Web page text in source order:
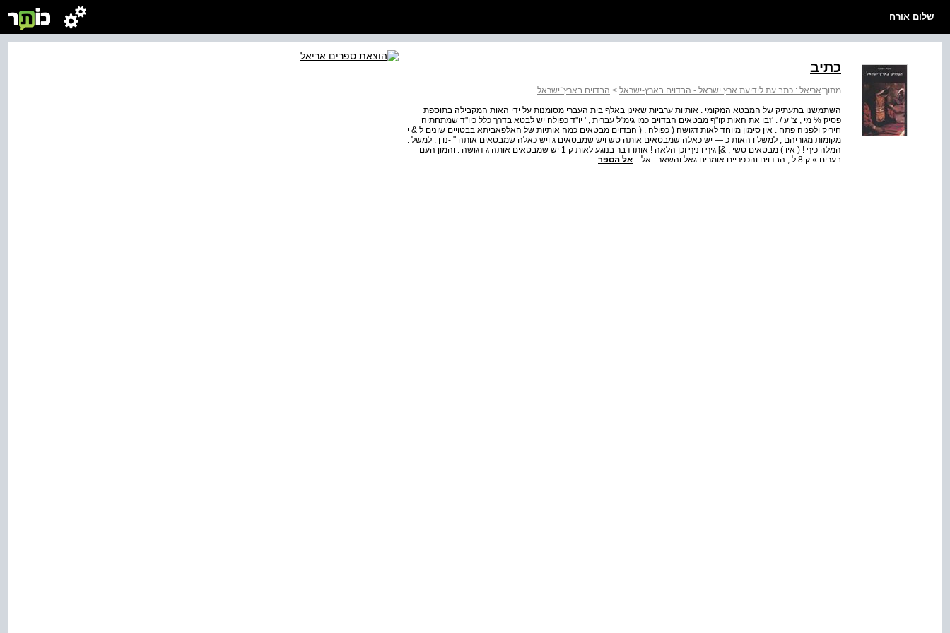
שלום אורח
כתיב
מתוך:אריאל : כתב עת לידיעת ארץ ישראל - הבדוים בארץ-ישראל > הבדוים בארץ־ישראל
השתמשנו בתעתיק של המבטא המקומי . אותיות ערביות שאינן באלף בית העברי מסומנות על ידי האות המקבילה בתוספת
פסיק % מי , צ' ע / . 'זבו את האות קו"ף מבטאים הבדוים כמו גימ"ל עברית , ' יו"ד כפולה יש לבטא בדרך כלל כיו"ד שמתחתיה
חיריק ולפניה פתח . אין סימון מיוחד לאות דגושה ( כפולה . ( הבדוים מבטאים כמה אותיות של האלפאביתא בבטויים שונים ל & י
מקומות מגוריהם ; למשל ו האות כ — יש כאלה שמבטאים אותה טש ויש שמבטאים ג ויש כאלה שמבטאים אותה " -נו ן . למשל :
המלה כיף ! ( איו ) מבטאים טשי , &] גיף ו ניף וכן הלאה ! אותו דבר בנוגע לאות ק 1 יש שמבטאים אותה ג דגושה . והמון העם
בערים » ק 8 ל , הבדוים והכפריים אומרים גאל והשאר : אל .
אל הספר